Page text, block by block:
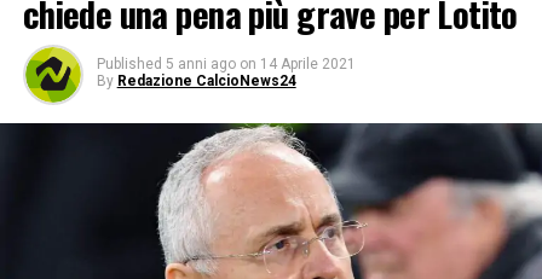
chiede una pena più grave per Lotito
Published 5 anni ago on 14 Aprile 2021
By Redazione CalcioNews24